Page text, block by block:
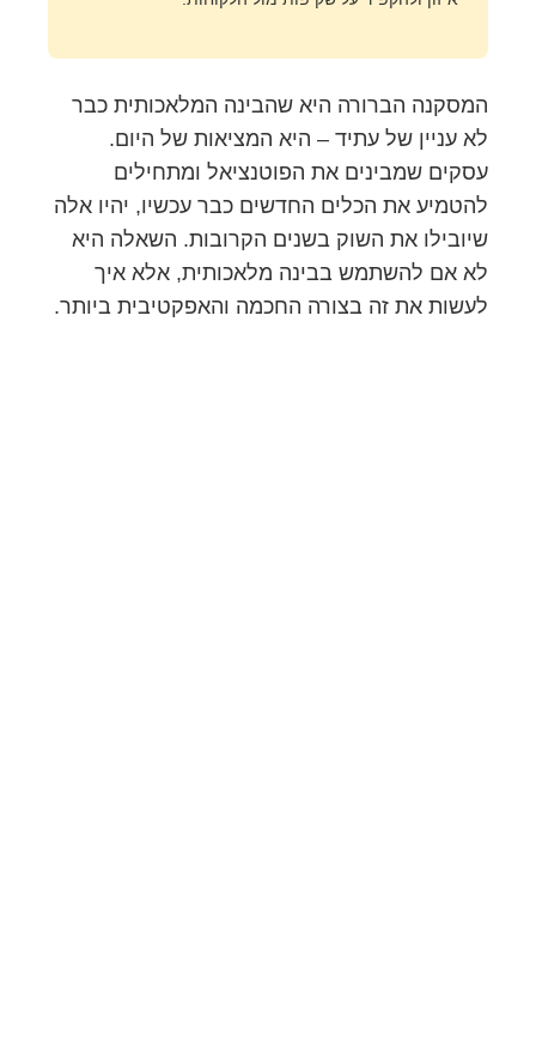
המסקנה הברורה היא שהבינה המלאכותית כבר
לא עניין של עתיד – היא המציאות של היום.
עסקים שמבינים את הפוטנציאל ומתחילים
להטמיע את הכלים החדשים כבר עכשיו, יהיו אלה
שיובילו את השוק בשנים הקרובות. השאלה היא
לא אם להשתמש בבינה מלאכותית, אלא איך
לעשות את זה בצורה החכמה והאפקטיבית ביותר.